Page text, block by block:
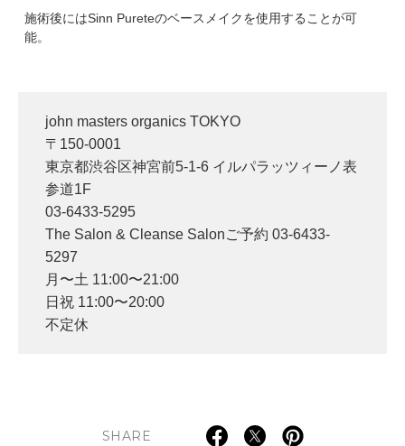
施術後にはSinn Pureteのベースメイクを使用することが可
能。
john masters organics TOKYO
〒150-0001
東京都渋谷区神宮前5-1-6 イルパラッツィーノ表
参道1F
03-6433-5295
The Salon & Cleanse Salonご予約 03-6433-
5297
月〜土 11:00〜21:00
日祝 11:00〜20:00
不定休
SHARE